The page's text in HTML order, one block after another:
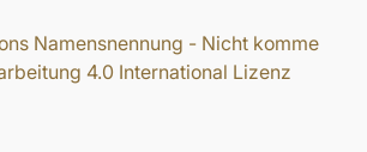
Namensnennung - Nicht komme
4.0 International Lizenz